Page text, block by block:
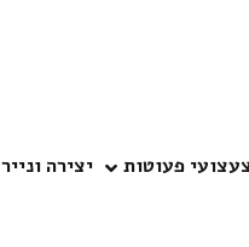
פעוטות יצירה ונייר